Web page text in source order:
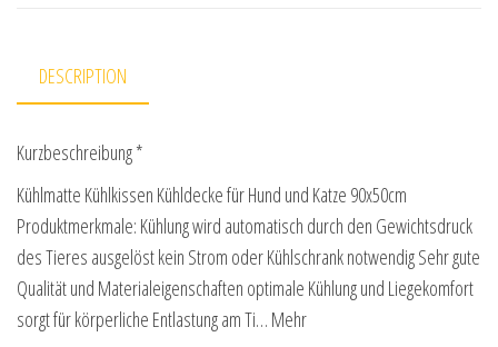
DESCRIPTION
Kurzbeschreibung *
Kühlmatte Kühlkissen Kühldecke für Hund und Katze 90x50cm
Produktmerkmale: Kühlung wird automatisch durch den Gewichtsdruck
des Tieres ausgelöst kein Strom oder Kühlschrank notwendig Sehr gute
Qualität und Materialeigenschaften optimale Kühlung und Liegekomfort
sorgt für körperliche Entlastung am Ti… Mehr